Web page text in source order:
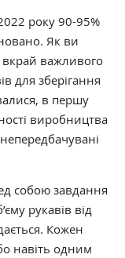
року 90-95%
Як ви
вкрай важливого
для зберігання
в першу
виробництва
собою завдання
рукавів від
Кожен
навіть одним